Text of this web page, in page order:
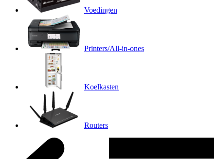
Voedingen
Printers/All-in-ones
Koelkasten
Routers